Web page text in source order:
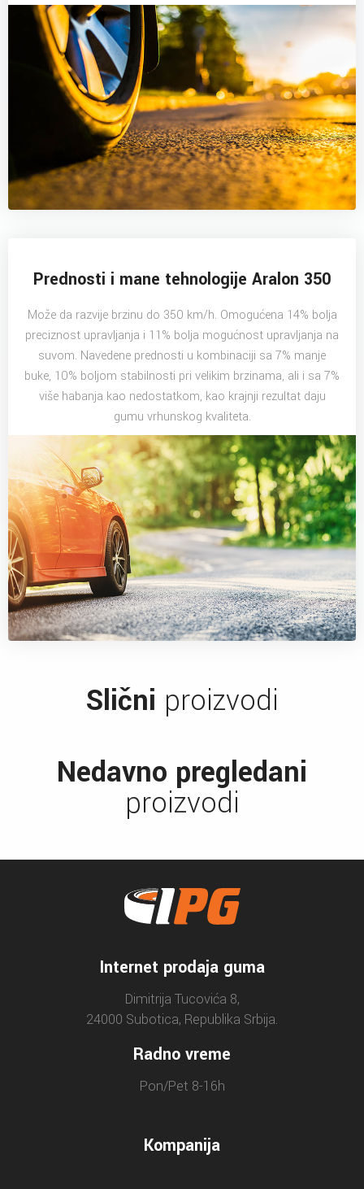
Prednosti i mane tehnologije Aralon 350
Može da razvije brzinu do 350 km/h. Omogućena 14% bolja
preciznost upravljanja i 11% bolja mogućnost upravljanja na
suvom. Navedene prednosti u kombinaciji sa 7% manje
buke, 10% boljom stabilnosti pri velikim brzinama, ali i sa 7%
više habanja kao nedostatkom, kao krajnji rezultat daju
gumu vrhunskog kvaliteta.
Slični proizvodi
Nedavno pregledani
proizvodi
Internet prodaja guma
Dimitrija Tucovića 8,
24000 Subotica, Republika Srbija.
Radno vreme
Pon/Pet 8-16h
Kompanija